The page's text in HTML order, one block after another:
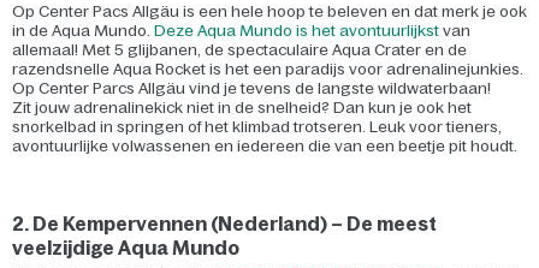
Op Center Pacs Allgäu is een hele hoop te beleven en dat merk je ook
in de Aqua Mundo. Deze Aqua Mundo is het avontuurlijkst van
allemaal! Met 5 glijbanen, de spectaculaire Aqua Crater en de
razendsnelle Aqua Rocket is het een paradijs voor adrenalinejunkies.
Op Center Parcs Allgäu vind je tevens de langste wildwaterbaan!
Zit jouw adrenalinekick niet in de snelheid? Dan kun je ook het
snorkelbad in springen of het klimbad trotseren. Leuk voor tieners,
avontuurlijke volwassenen en iedereen die van een beetje pit houdt.
2. De Kempervennen (Nederland) – De meest
veelzijdige Aqua Mundo